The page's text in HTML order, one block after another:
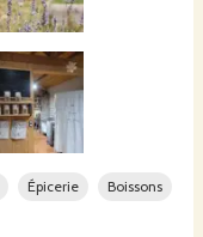
Épicerie Boissons